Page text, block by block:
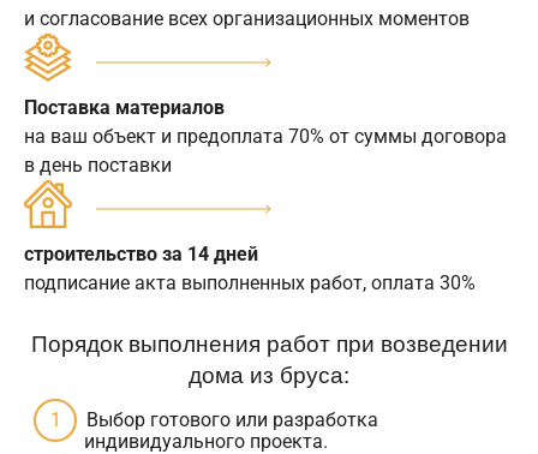
и согласование всех организационных моментов
Поставка материалов
на ваш объект и предоплата 70% от суммы договора
в день поставки
строительство за 14 дней
подписание акта выполненных работ, оплата 30%
Порядок выполнения работ при возведении
дома из бруса:
Выбор готового или разработка
индивидуального проекта.